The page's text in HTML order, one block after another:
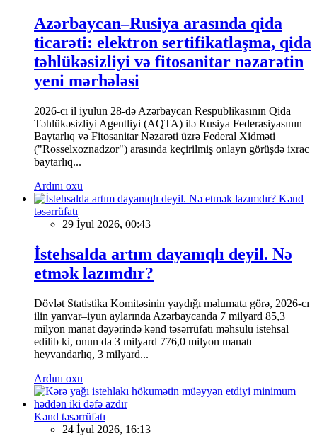
Azərbaycan–Rusiya arasında qida
ticarəti: elektron sertifikatlaşma, qida
təhlükəsizliyi və fitosanitar nəzarətin
yeni mərhələsi
2026-cı il iyulun 28-də Azərbaycan Respublikasının Qida
Təhlükəsizliyi Agentliyi (AQTA) ilə Rusiya Federasiyasının
Baytarlıq və Fitosanitar Nəzarəti üzrə Federal Xidməti
("Rosselxoznadzor") arasında keçirilmiş onlayn görüşdə ixrac
baytarlıq...
Ardını oxu
Kənd
təsərrüfatı
29 İyul 2026, 00:43
İstehsalda artım dayanıqlı deyil. Nə
etmək lazımdır?
Dövlət Statistika Komitəsinin yaydığı məlumata görə, 2026-cı
ilin yanvar–iyun aylarında Azərbaycanda 7 milyard 85,3
milyon manat dəyərində kənd təsərrüfatı məhsulu istehsal
edilib ki, onun da 3 milyard 776,0 milyon manatı
heyvandarlıq, 3 milyard...
Ardını oxu
Kənd təsərrüfatı
24 İyul 2026, 16:13